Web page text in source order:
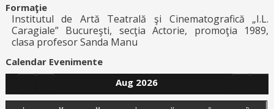
Formaţie
Institutul de Artă Teatrală şi Cinematografică „I.L.
Caragiale” Bucureşti, secţia Actorie, promoţia 1989,
clasa profesor Sanda Manu
Calendar Evenimente
Aug 2026